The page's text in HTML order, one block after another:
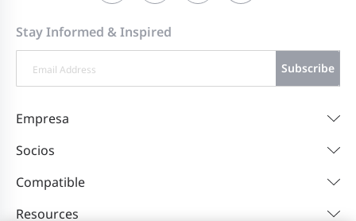
Stay Informed & Inspired
Subscribe
Empresa
Socios
Compatible
Resources